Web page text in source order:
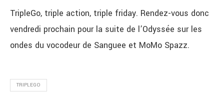
TripleGo, triple action, triple friday. Rendez-vous donc
vendredi prochain pour la suite de l’Odyssée sur les
ondes du vocodeur de Sanguee et MoMo Spazz.
TRIPLEGO